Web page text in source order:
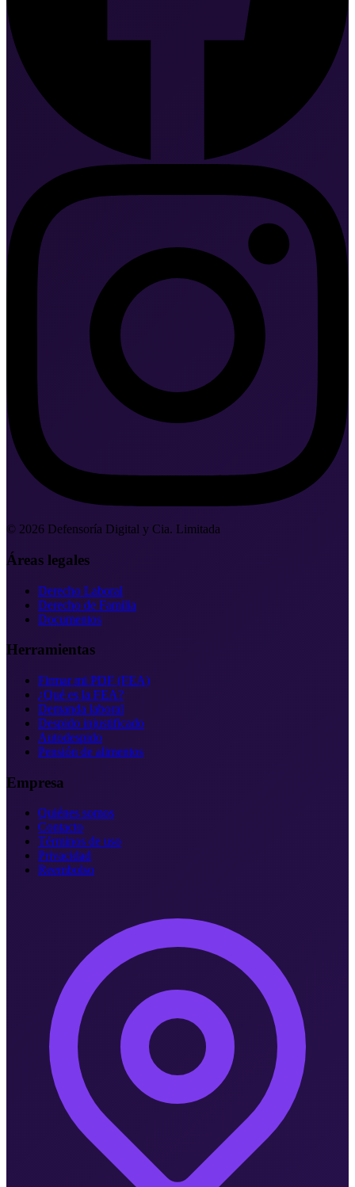
© 2026 Defensoría Digital y Cia. Limitada
Áreas legales
Derecho Laboral
Derecho de Familia
Documentos
Herramientas
Firmar mi PDF (FEA)
¿Qué es la FEA?
Demanda laboral
Despido injustificado
Autodespido
Pensión de alimentos
Empresa
Quiénes somos
Contacto
Términos de uso
Privacidad
Reembolso